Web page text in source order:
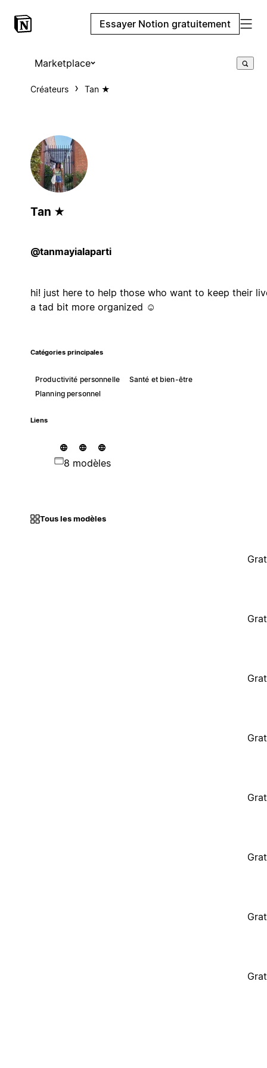
Essayer Notion gratuitement
Marketplace
Créateurs Tan ★
Tan ★
@tanmayialaparti
hi! just here to help those who want to keep their
a tad bit more organized ☺
Catégories principales
Productivité personnelle
Santé et bien-être
Planning personnel
Liens
8 modèles
Tous les modèles